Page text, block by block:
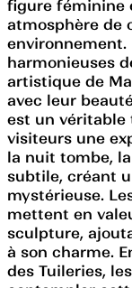
figure féminine
atmosphère de
environnement.
harmonieuses
artistique de
avec leur
est un
visiteurs une
la nuit tombe,
subtile, créant
mystérieuse.
mettent en
sculpture,
à son charme.
des Tuileries,